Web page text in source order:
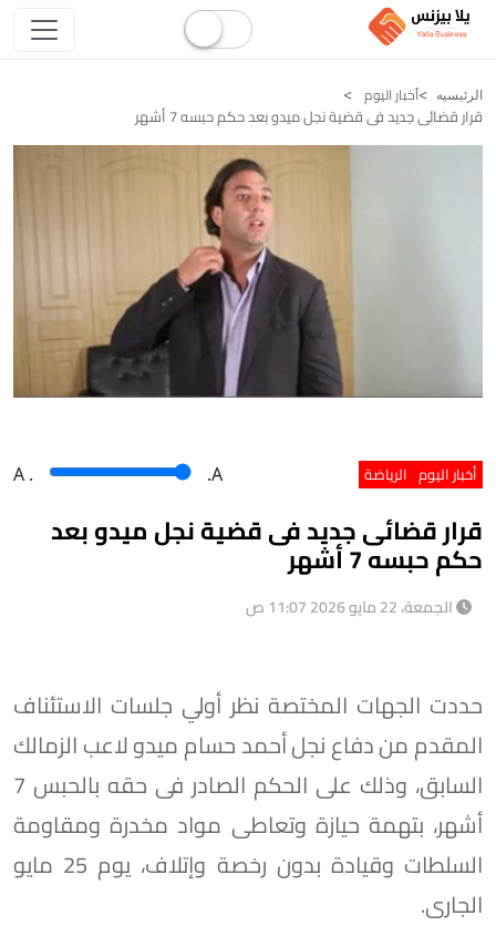
الرئيسيه أخبار اليوم
قرار قضائى جديد فى قضية نجل ميدو بعد حكم حبسه 7 أشهر
أخبار اليوم الرياضة A . .A
قرار قضائى جديد فى قضية نجل ميدو بعد
حكم حبسه 7 أشهر
الجمعة، 22 مايو 2026 11:07 ص
حددت الجهات المختصة نظر أولي جلسات الاستئناف
المقدم من دفاع نجل أحمد حسام ميدو لاعب الزمالك
السابق، وذلك على الحكم الصادر فى حقه بالحبس 7
أشهر، بتهمة حيازة وتعاطى مواد مخدرة ومقاومة
السلطات وقيادة بدون رخصة وإتلاف، يوم 25 مايو
الجارى.